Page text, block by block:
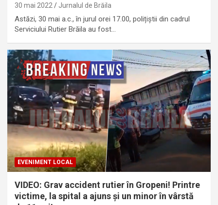
30 mai 2022 Jurnalul de Brăila
Astăzi, 30 mai a.c., în jurul orei 17.00, polițiștii din cadrul
Serviciului Rutier Brăila au fost…
EVENIMENT LOCAL
VIDEO: Grav accident rutier în Gropeni! Printre
victime, la spital a ajuns și un minor în vârstă